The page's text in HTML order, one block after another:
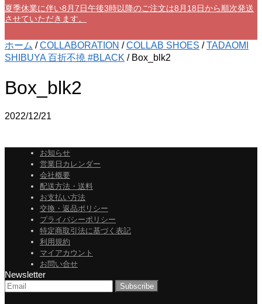
夏季休業に伴い8月7日午後3時以降のご注文は8月18日から順次発送
させていただきます。
ホーム /COLLABORATION /COLLAB SHOES /TADAOMI
SHIBUYA 百折不撓 #BLACK / Box_blk2
Box_blk2
2022/12/21
お知らせ
営業日カレンダー
会社概要
配送方法・送料
お支払い方法
交換・返品ポリシー
プライバシーポリシー
特定商取引法に基づく表記
利用規約
マイアカウント
お問い合せ
Newsletter